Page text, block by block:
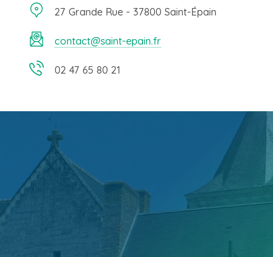
27 Grande Rue - 37800 Saint-Épain
contact@saint-epain.fr
02 47 65 80 21